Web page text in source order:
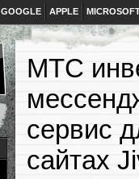
GOOGLE APPLE
МТС
сервис
сайтах